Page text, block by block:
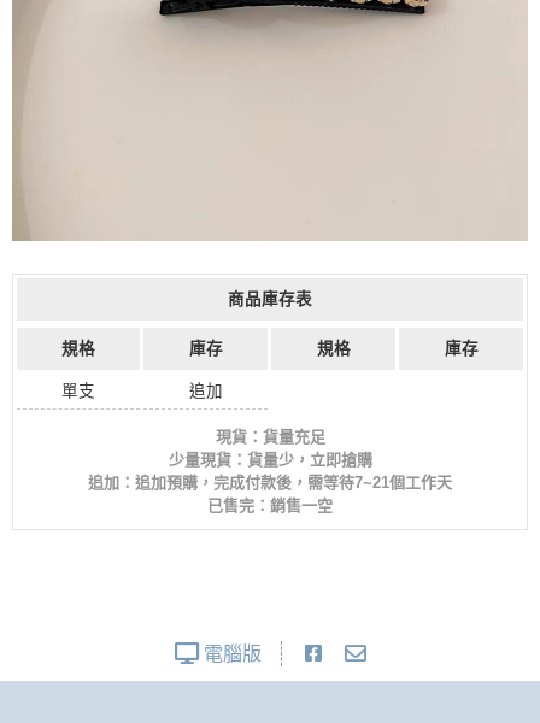
商品庫存表
規格 庫存 規格 庫存
單支 追加
現貨：貨量充足
少量現貨：貨量少，立即搶購
追加：追加預購，完成付款後，需等待7~21個工作天
已售完：銷售一空
電腦版